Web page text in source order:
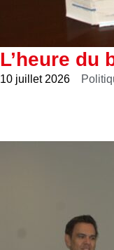
L’heure du
10 juillet 2026